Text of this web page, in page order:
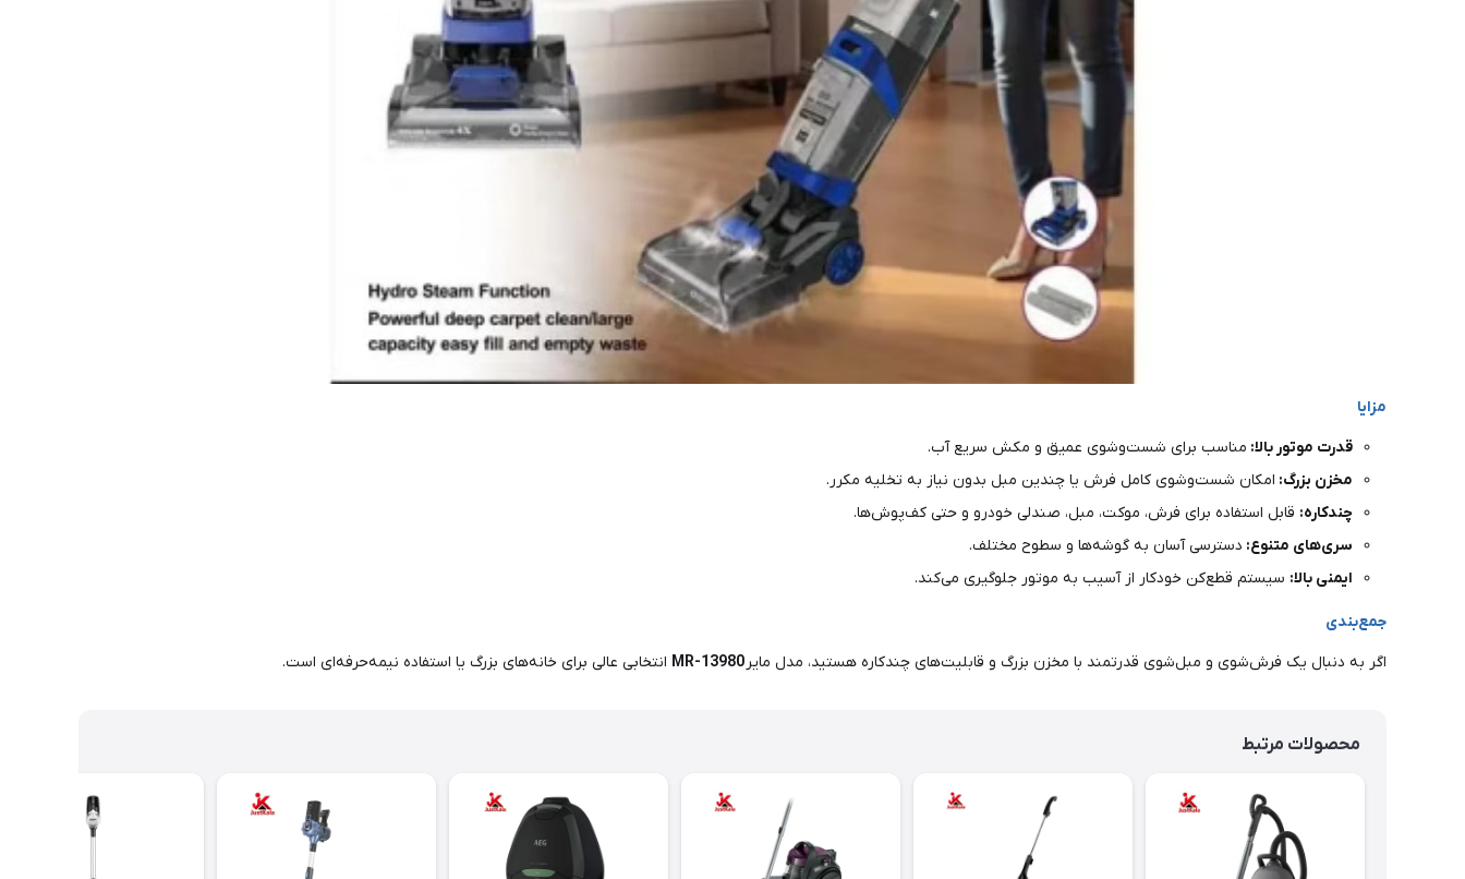
مزایا
قدرت موتور بالا: مناسب برای شست‌وشوی عمیق و مکش سریع آب.
مخزن بزرگ: امکان شست‌وشوی کامل فرش یا چندین مبل بدون نیاز به تخلیه مکرر.
چندکاره: قابل استفاده برای فرش، موکت، مبل، صندلی خودرو و حتی کف‌پوش‌ها.
سری‌های متنوع: دسترسی آسان به گوشه‌ها و سطوح مختلف.
ایمنی بالا: سیستم قطع‌کن خودکار از آسیب به موتور جلوگیری می‌کند.
جمع‌بندی
اگر به دنبال یک فرش‌شوی و مبل‌شوی قدرتمند با مخزن بزرگ و قابلیت‌های چندکاره هستید، مدل مایر
انتخابی عالی برای خانه‌های بزرگ یا استفاده نیمه‌حرفه‌ای است.
محصولات مرتبط